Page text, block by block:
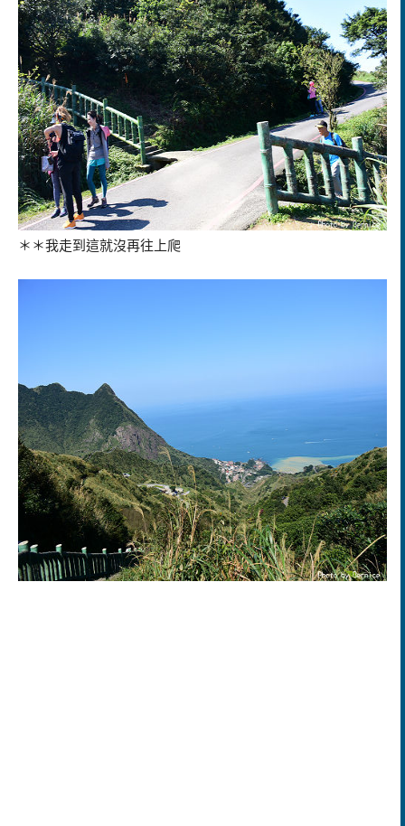
＊＊我走到這就沒再往上爬